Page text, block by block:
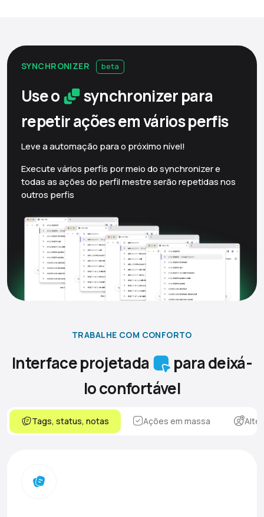
SYNCHRONIZER beta
Use o
synchronizer para
repetir ações em váriosperfis
Leve a automação para o próximo nível!
Execute vários perfis por meio do synchronizer e
todas as ações do perfil mestre serão repetidas nos
outros perfis
TRABALHE COM CONFORTO
Interface projetada
para deixá-
lo confortável
Tags, status, notas Ações em massa